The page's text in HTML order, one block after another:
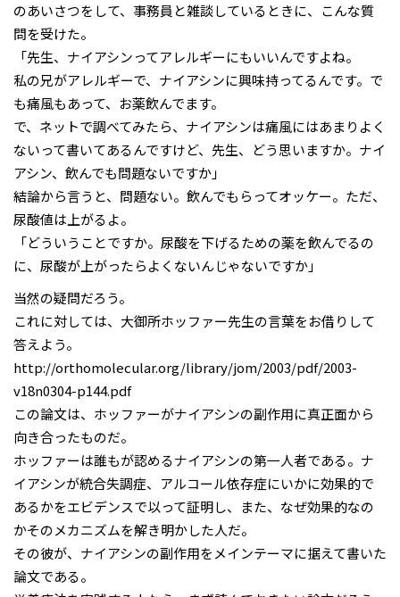
のあいさつをして、事務員と雑談しているときに、こんな質
問を受けた。
「先生、ナイアシンってアレルギーにもいいんですよね。
私の兄がアレルギーで、ナイアシンに興味持ってるんです。で
も痛風もあって、お薬飲んでます。
で、ネットで調べてみたら、ナイアシンは痛風にはあまりよく
ないって書いてあるんですけど、先生、どう思いますか。ナイ
アシン、飲んでも問題ないですか」
結論から言うと、問題ない。飲んでもらってオッケー。ただ、
尿酸値は上がるよ。
「どういうことですか。尿酸を下げるための薬を飲んでるの
に、尿酸が上がったらよくないんじゃないですか」
当然の疑問だろう。
これに対しては、大御所ホッファー先生の言葉をお借りして
答えよう。
http://orthomolecular.org/library/jom/2003/pdf/2003-
v18n0304-p144.pdf
この論文は、ホッファーがナイアシンの副作用に真正面から
向き合ったものだ。
ホッファーは誰もが認めるナイアシンの第一人者である。ナ
イアシンが統合失調症、アルコール依存症にいかに効果的で
あるかをエビデンスで以って証明し、また、なぜ効果的なの
かそのメカニズムを解き明かした人だ。
その彼が、ナイアシンの副作用をメインテーマに据えて書いた
論文である。